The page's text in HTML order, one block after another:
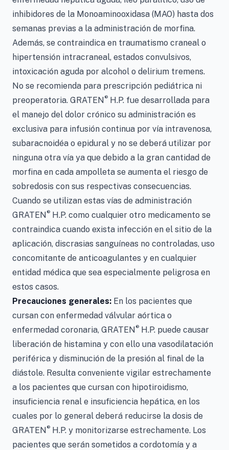
inhibidores de la Monoaminooxidasa (MAO) hasta dos
semanas previas a la administración de morfina.
Además, se contraindica en traumatismo craneal o
hipertensión intracraneal, estados convulsivos,
intoxicación aguda por alcohol o delirium tremens.
No se recomienda para prescripción pediátrica ni
preoperatoria. GRATEN® H.P. fue desarrollada para
el manejo del dolor crónico su administración es
exclusiva para infusión continua por vía intravenosa,
subaracnoidéa o epidural y no se deberá utilizar por
ninguna otra vía ya que debido a la gran cantidad de
morfina en cada ampolleta se aumenta el riesgo de
sobredosis con sus respectivas consecuencias.
Cuando se utilizan estas vías de administración
GRATEN® H.P. como cualquier otro medicamento se
contraindica cuando exista infección en el sitio de la
aplicación, discrasias sanguíneas no controladas, uso
concomitante de anticoagulantes y en cualquier
entidad médica que sea especialmente peligrosa en
estos casos.
Precauciones generales: En los pacientes que
cursan con enfermedad válvular aórtica o
enfermedad coronaria, GRATEN® H.P. puede causar
liberación de histamina y con ello una vasodilatación
periférica y disminución de la presión al final de la
diástole. Resulta conveniente vigilar estrechamente
a los pacientes que cursan con hipotiroidismo,
insuficiencia renal e insuficiencia hepática, en los
cuales por lo general deberá reducirse la dosis de
GRATEN® H.P. y monitorizarse estrechamente. Los
pacientes que serán sometidos a cordotomía y a